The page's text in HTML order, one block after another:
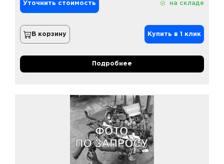
Уточнить стоимость на складе
В корзину Купить в 1 клик
Подробнее